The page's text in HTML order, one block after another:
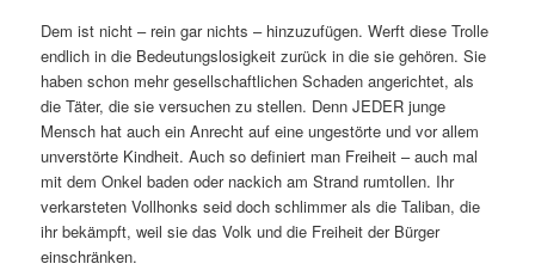
Dem ist nicht – rein gar nichts – hinzuzufügen. Werft diese Trolle
endlich in die Bedeutungslosigkeit zurück in die sie gehören. Sie
haben schon mehr gesellschaftlichen Schaden angerichtet, als
die Täter, die sie versuchen zu stellen. Denn JEDER junge
Mensch hat auch ein Anrecht auf eine ungestörte und vor allem
unverstörte Kindheit. Auch so definiert man Freiheit – auch mal
mit dem Onkel baden oder nackich am Strand rumtollen. Ihr
verkarsteten Vollhonks seid doch schlimmer als die Taliban, die
ihr bekämpft, weil sie das Volk und die Freiheit der Bürger
einschränken.